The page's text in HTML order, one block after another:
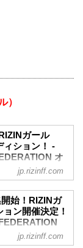
）
ガール
ィション！ -
オ
が決定いたしま
ンの募集期間は6
水）までとなっ
様々な活動を行
jp.rizinff.com
始！RIZINガ
ン開催決定！
jp.rizinff.com